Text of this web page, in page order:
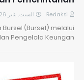
Redaksi السبت, يناير 26, 2019
(Bursel) melalui
Pengelola Keungan …